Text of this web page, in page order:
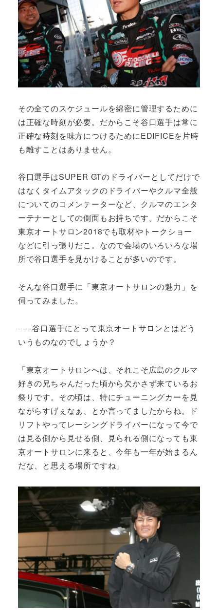
その全てのスケジュールを綿密に管理するために
は正確な時刻が必要。だからこそ谷口選手は常に
正確な時刻を味方につけるためにEDIFICEを片時
も離すことはありません。
谷口選手はSUPER GTのドライバーとしてだけで
はなくタイムアタックのドライバーやクルマ全般
についてのコメンテーターなど、クルマのエンタ
ーテナーとしての側面もお持ちです。だからこそ
東京オートサロン2018でも取材やトークショー
などに引っ張りだこ。なので会場のいろいろな場
所で谷口選手を見かけることが多いのです。
そんな谷口選手に「東京オートサロンの魅力」を
伺ってみました。
−−−谷口選手にとって東京オートサロンとはどう
いうものなのでしょうか？
「東京オートサロンへは、それこそ広島のクルマ
好きの兄ちゃんだった頃から欠かさず来ているお
祭りです。その頃は、特にチューニングカーを見
ながらすげぇなぁ、とか言ってましたからね。ド
リフトやってレーシングドライバーになって今で
は見る側から見せる側、見られる側になっても東
京オートサロンに来ると、今年も一年が始まるん
だな、と思える場所ですね」